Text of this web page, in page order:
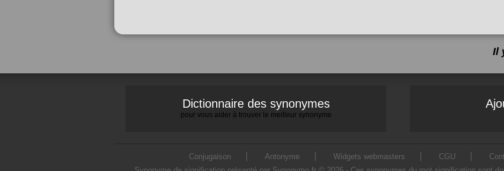
Il
Dictionnaire des synonymes
pour vous aider à trouver le meilleur synonyme
Conjugaison Antonyme Widgets webmasters CGU